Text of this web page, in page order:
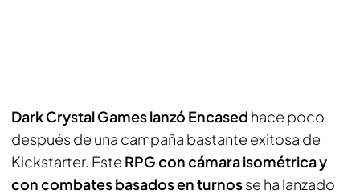
Dark Crystal Games lanzó Encased hace poco
después de una campaña bastante exitosa de
Kickstarter. Este RPG con cámara isométrica y
con combates basados en turnosse ha lanzado